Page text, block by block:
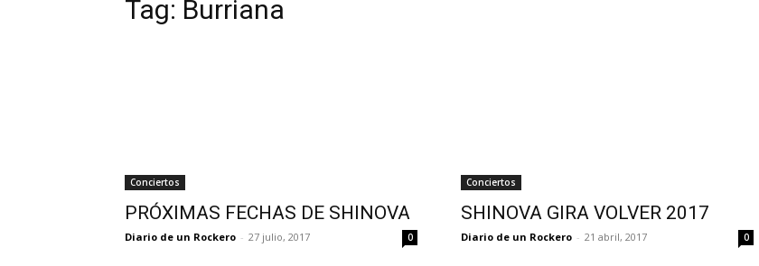
Tag: Burriana
Conciertos
PRÓXIMAS FECHAS DE SHINOVA
Diario de un Rockero - 27 julio, 2017 0
Conciertos
SHINOVA GIRA VOLVER 2017
Diario de un Rockero - 21 abril, 2017 0